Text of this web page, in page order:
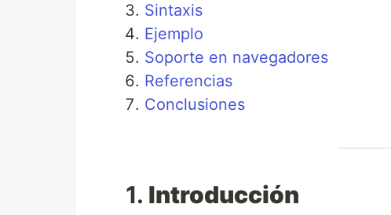
Sintaxis
Ejemplo
Soporte en navegadores
Referencias
Conclusiones
1. Introducción